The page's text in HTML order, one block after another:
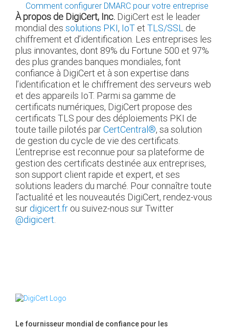
Comment configurer DMARC pour votre entreprise
À propos de DigiCert, Inc. DigiCert est le leader
mondial des solutions PKI, IoT et TLS/SSL de
chiffrement et d’identification. Les entreprises les
plus innovantes, dont 89% du Fortune 500 et 97%
des plus grandes banques mondiales, font
confiance à DigiCert et à son expertise dans
l’identification et le chiffrement des serveurs web
et des appareils IoT. Parmi sa gamme de
certificats numériques, DigiCert propose des
certificats TLS pour des déploiements PKI de
toute taille pilotés parCertCentral®, sa solution
de gestion du cycle de vie des certificats.
L’entreprise est reconnue pour sa plateforme de
gestion des certificats destinée aux entreprises,
son support client rapide et expert, et ses
solutions leaders du marché. Pour connaître toute
l’actualité et les nouveautés DigiCert, rendez-vous
sur digicert.fr ou suivez-nous sur Twitter
@digicert.
Le fournisseur mondial de confiance pour les